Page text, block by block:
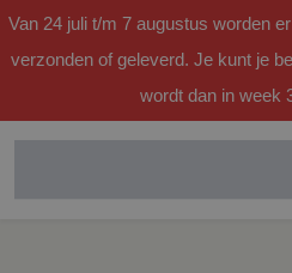
Van 24 juli t/m 7 augustus worden
verzonden of geleverd. Je kunt je
wordt dan in week